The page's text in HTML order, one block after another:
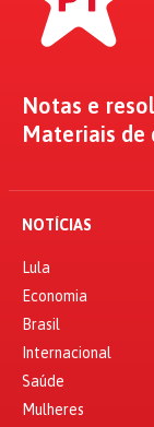
Notas e
Materiais de
NOTÍCIAS
Lula
Economia
Brasil
Internacional
Saúde
Mulheres